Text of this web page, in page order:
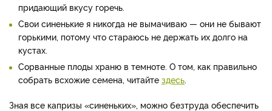
придающий вкусу горечь.
Свои синенькие я никогда не вымачиваю — они не бывают
горькими, потому что стараюсь не держать их долго на
кустах.
Сорванные плоды храню в темноте. О том, как правильно
собрать всхожие семена, читайте здесь
Зная все капризы «синеньких», можно безтруда обеспечить